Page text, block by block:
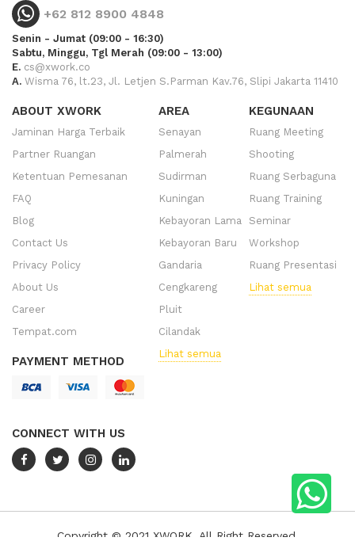
+62 812 8900 4848
Senin - Jumat (09:00 - 16:30)
Sabtu, Minggu, Tgl Merah (09:00 - 13:00)
E. cs@xwork.co
A. Wisma 76, lt.23, Jl. Letjen S.Parman Kav.76, Slipi Jakarta 11410
ABOUT XWORK
Jaminan Harga Terbaik
Partner Ruangan
Ketentuan Pemesanan
FAQ
Blog
Contact Us
Privacy Policy
About Us
Career
Tempat.com
PAYMENT METHOD
CONNECT WITH US
AREA
Senayan
Palmerah
Sudirman
Kuningan
Kebayoran Lama
Kebayoran Baru
Gandaria
Cengkareng
Pluit
Cilandak
Lihat semua
KEGUNAAN
Ruang Meeting
Shooting
Ruang Serbaguna
Ruang Training
Seminar
Workshop
Ruang Presentasi
Lihat semua
Copyright © 2021 XWORK. All Right Reserved.